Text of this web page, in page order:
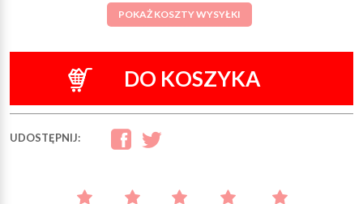
POKAŻ KOSZTY WYSYŁKI
DO KOSZYKA
UDOSTĘPNIJ: